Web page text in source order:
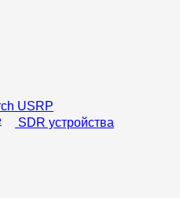
SDR устройства
USRP